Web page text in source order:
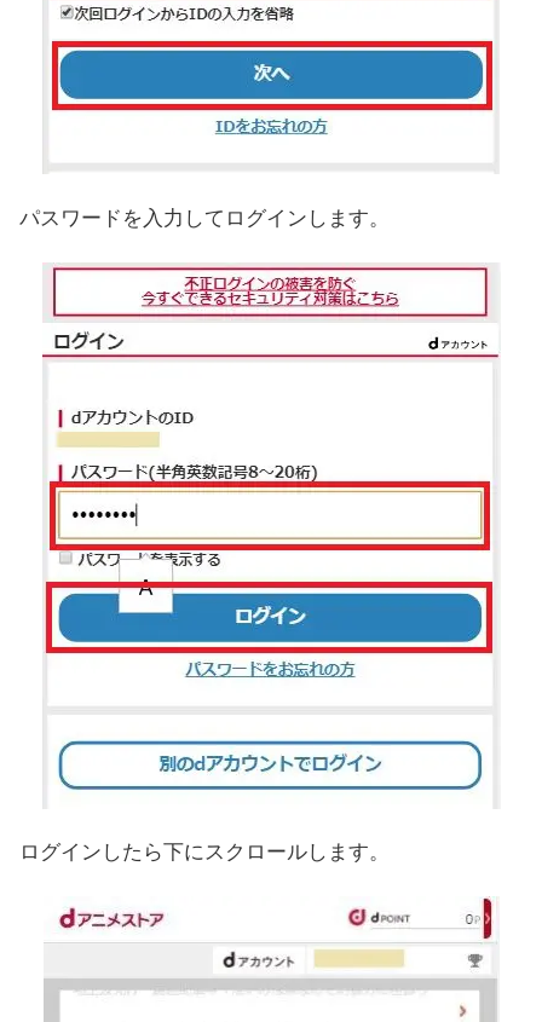
パスワードを入力してログインします。
ログインしたら下にスクロールします。